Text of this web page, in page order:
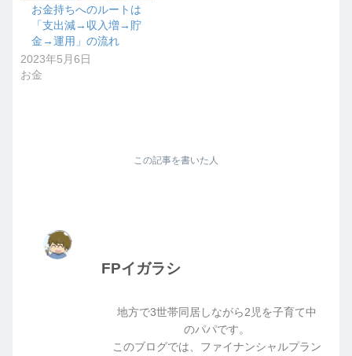
お金持ちへのルートは
「支出減→収入増→貯
金→運用」の流れ
2023年5月6日
お金
この記事を書いた人
FPイガラシ
地方で3世帯同居しながら2児を子育て中
のパパです。
このブログでは、ファイナンシャルプラン